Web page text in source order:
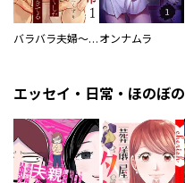
バラバラ夫婦～手足をなくした夫はまだ生きてる オンナムラ
エッセイ・日常・ほのぼの